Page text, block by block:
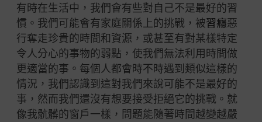
有時在生活中，我們會有些對自己不是最好的習
慣。我們可能會有家庭關係上的挑戰，被習癮惡
行奪走珍貴的時間和資源，或甚至有對某樣特定
令人分心的事物的弱點，使我們無法利用時間做
更適當的事。每個人都會時不時遇到類似這樣的
情況，我們認識到這對我們來說可能不是最好的
事，然而我們還沒有想要接受拒絕它的挑戰。就
像我骯髒的窗戶一樣，問題能隨著時間越變越嚴